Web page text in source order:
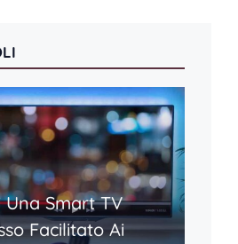
Una Smart TV
Facilitato Ai